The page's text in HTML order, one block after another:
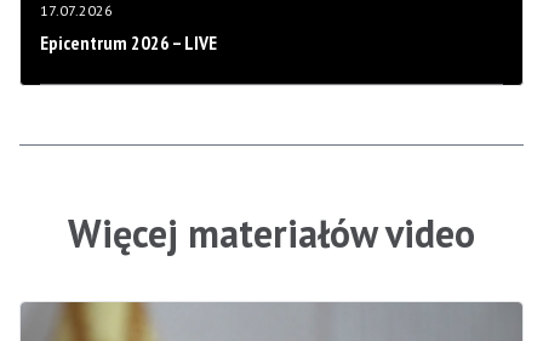
17.07.2026
Epicentrum 2026 – LIVE
Więcej materiałów video